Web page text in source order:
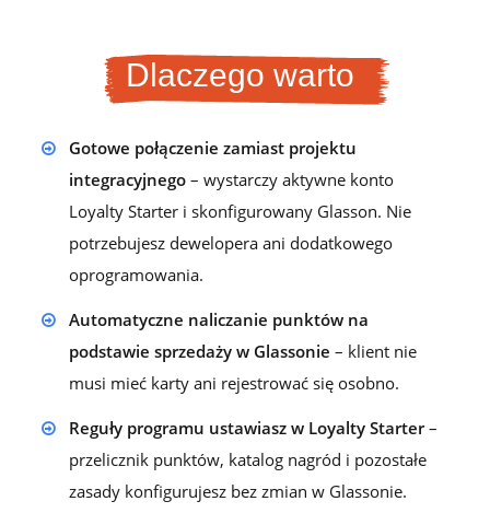
Dlaczego warto
Gotowe połączenie zamiast projektu
integracyjnego– wystarczy aktywne konto
Loyalty Starter i skonfigurowany Glasson. Nie
potrzebujesz dewelopera ani dodatkowego
oprogramowania.
Automatyczne naliczanie punktów na
podstawie sprzedaży w Glassonie – klient nie
musi mieć karty ani rejestrować się osobno.
Reguły programu ustawiasz w Loyalty Starter–
przelicznik punktów, katalog nagród i pozostałe
zasady konfigurujesz bez zmian w Glassonie.